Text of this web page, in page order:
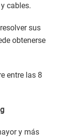
cables.
sus
obtenerse
entre las 8
y más